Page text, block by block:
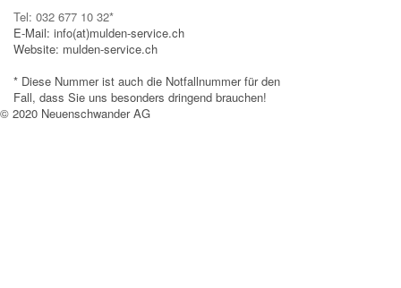
Tel: 032 677 10 32*
E-Mail: info(at)mulden-service.ch
Website: mulden-service.ch
* Diese Nummer ist auch die Notfallnummer für den
Fall, dass Sie uns besonders dringend brauchen!
© 2020 Neuenschwander AG